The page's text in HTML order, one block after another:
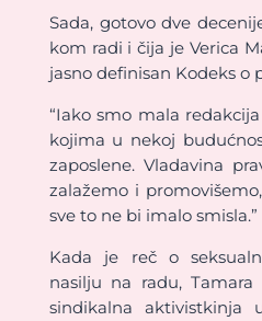
Sada, gotovo dve
kom radi i čija je Verica
jasno definisan Kodeks o
“Iako smo mala
kojima u nekoj
zaposlene. Vladavina
zalažemo i
sve to ne bi imalo smisla.”
Kada je reč o
nasilju na radu,
sindikalna aktivistkinja